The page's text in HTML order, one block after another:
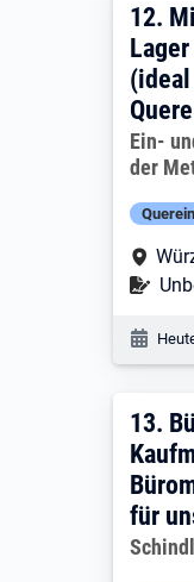
12.
12.
Ein-
der
13.
13.
für